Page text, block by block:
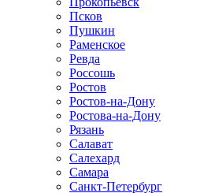
Псков
Пушкин
Раменское
Ревда
Россошь
Ростов
Ростов-на-Дону
Ростова-на-Дону
Рязань
Салават
Салехард
Самара
Санкт-Петербург